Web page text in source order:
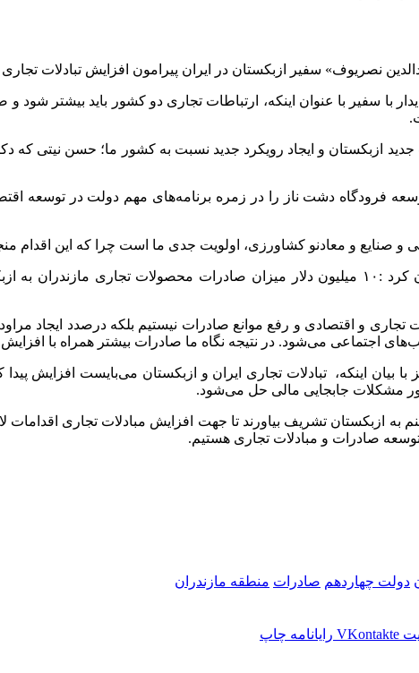
با سفیر با عنوان اینکه، ارتباطات تجاری دو کشور باید بیشتر
ازبکستان و ایجاد رویکرد جدید نسبت به کشور ما؛ حسن نیتی که
فرودگاه دشت ناز را در زمره برنامه‌های مهم دولت در توسعه
و صنایع و معادنو کشاورزی، اولویت جدی ما است چرا که این اقدام
تجاری و اقتصادی و رفع موانع صادرات نیستیم بلکه درصدد
اجتماعی می‌شود. در نتیجه نگاه ما صادرات بیشتر همراه با
بیان اینکه، تبادلات تجاری ایران و ازبکستان می‌بایست افزایش
مشکلات جابجایی مالی حل می‌شود.
به ازبکستان تشریف بیاورند تا جهت افزایش مبادلات تجاری اقدامات
صادرات و مبادلات تجاری هستیم.
دولت چهاردهم صادرات منطقه مازندران
‫VKontakte رایانامه چاپ